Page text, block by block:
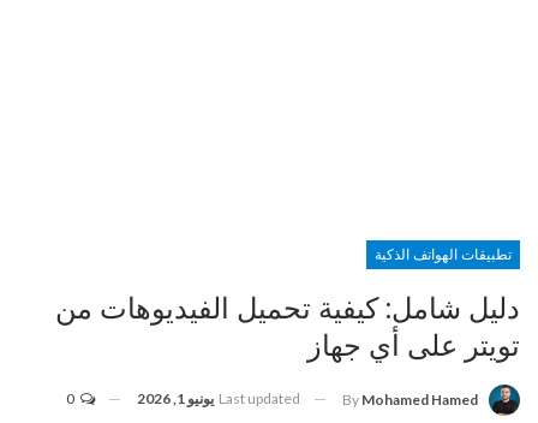
تطبيقات الهواتف الذكية
دليل شامل: كيفية تحميل الفيديوهات من
تويتر على أي جهاز
By Mohamed Hamed
Last updated يونيو 1, 2026